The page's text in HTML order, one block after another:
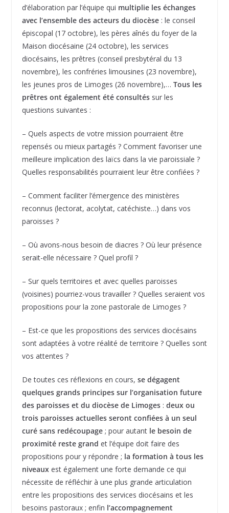
d’élaboration par l’équipe qui multiplie les échanges
avec l’ensemble des acteurs du diocèse: le conseil
épiscopal (17 octobre), les pères aînés du foyer de la
Maison diocésaine (24 octobre), les services
diocésains, les prêtres (conseil presbytéral du 13
novembre), les confréries limousines (23 novembre),
les jeunes pros de Limoges (26 novembre),… Tous les
prêtres ont également été consultés sur les
questions suivantes :
– Quels aspects de votre mission pourraient être
repensés ou mieux partagés ? Comment favoriser une
meilleure implication des laïcs dans la vie paroissiale ?
Quelles responsabilités pourraient leur être confiées ?
– Comment faciliter l’émergence des ministères
reconnus (lectorat, acolytat, catéchiste…) dans vos
paroisses ?
– Où avons-nous besoin de diacres ? Où leur présence
serait-elle nécessaire ? Quel profil ?
– Sur quels territoires et avec quelles paroisses
(voisines) pourriez-vous travailler ? Quelles seraient vos
propositions pour la zone pastorale de Limoges ?
– Est-ce que les propositions des services diocésains
sont adaptées à votre réalité de territoire ? Quelles sont
vos attentes ?
De toutes ces réflexions en cours, se dégagent
quelques grands principes sur l’organisation future
des paroisses et du diocèse de Limoges : deux ou
trois paroisses actuelles seront confiées à un seul
curé sans redécoupage; pour autant le besoin de
proximité reste grand et l’équipe doit faire des
propositions pour y répondre ; la formation à tous les
niveauxest également une forte demande ce qui
nécessite de réfléchir à une plus grande articulation
entre les propositions des services diocésains et les
besoins pastoraux ; enfin l’accompagnement